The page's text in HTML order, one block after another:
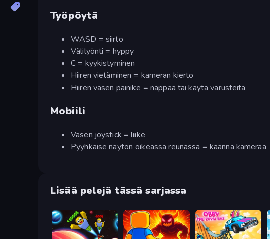
Työpöytä
WASD = siirto
Välilyönti = hyppy
C = kyykistyminen
Hiiren vietäminen = kameran kierto
Hiiren vasen painike = nappaa tai käytä varusteita
Mobiili
Vasen joystick = liike
Pyyhkäise näytön oikeassa reunassa = käännä kameraa
Lisää pelejä tässä sarjassa